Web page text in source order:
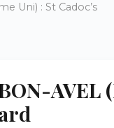
Uni) : St Cadoc’s
AVEL